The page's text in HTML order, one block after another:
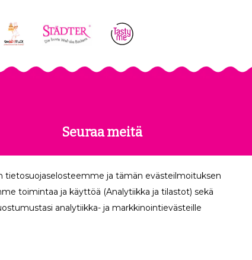
Seuraa meitä
ja tämän evästeilmoituksen
toimintaa ja käyttöä (Analytiikka ja tilastot) sekä
analytiikka- ja markkinointievästeille